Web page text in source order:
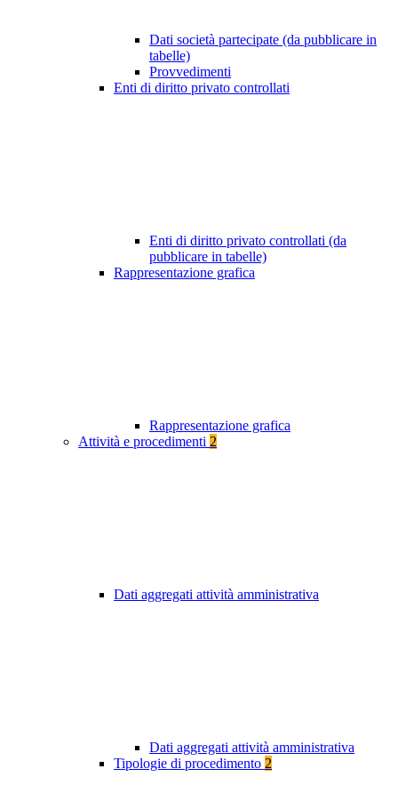
Dati società partecipate (da pubblicare in
tabelle)
Provvedimenti
Enti di diritto privato controllati
Enti di diritto privato controllati (da
pubblicare in tabelle)
Rappresentazione grafica
Rappresentazione grafica
Attività e procedimenti 2
Dati aggregati attività amministrativa
Dati aggregati attività amministrativa
Tipologie di procedimento 2